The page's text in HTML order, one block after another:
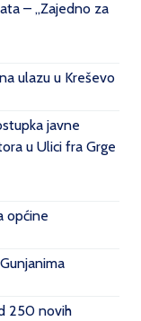
– „Zajedno za
ulazu u Kreševo
javne
u Ulici fra Grge
općine
250 novih